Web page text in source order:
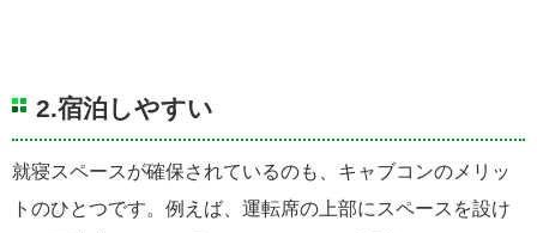
2.宿泊しやすい
就寝スペースが確保されているのも、キャブコンのメリッ
トのひとつです。例えば、運転席の上部にスペースを設け